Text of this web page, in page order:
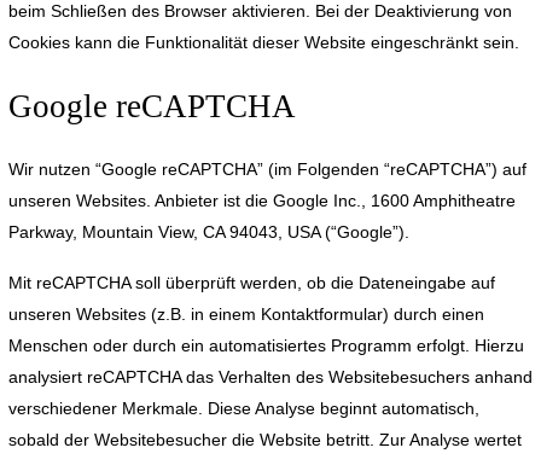
beim Schließen des Browser aktivieren. Bei der Deaktivierung von
Cookies kann die Funktionalität dieser Website eingeschränkt sein.
Google reCAPTCHA
Wir nutzen “Google reCAPTCHA” (im Folgenden “reCAPTCHA”) auf
unseren Websites. Anbieter ist die Google Inc., 1600 Amphitheatre
Parkway, Mountain View, CA 94043, USA (“Google”).
Mit reCAPTCHA soll überprüft werden, ob die Dateneingabe auf
unseren Websites (z.B. in einem Kontaktformular) durch einen
Menschen oder durch ein automatisiertes Programm erfolgt. Hierzu
analysiert reCAPTCHA das Verhalten des Websitebesuchers anhand
verschiedener Merkmale. Diese Analyse beginnt automatisch,
sobald der Websitebesucher die Website betritt. Zur Analyse wertet